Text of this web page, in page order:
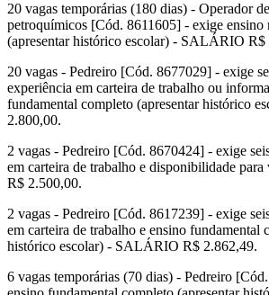
20 vagas temporárias (180 dias) - Operador
petroquímicos [Cód. 8611605] - exige ensino
(apresentar histórico escolar) - SALÁRIO R$
20 vagas - Pedreiro [Cód. 8677029] - exige
experiência em carteira de trabalho ou
fundamental completo (apresentar histórico
2.800,00.
2 vagas - Pedreiro [Cód. 8670424] - exige
em carteira de trabalho e disponibilidade
R$ 2.500,00.
2 vagas - Pedreiro [Cód. 8617239] - exige
em carteira de trabalho e ensino fundamental
histórico escolar) - SALÁRIO R$ 2.862,49.
6 vagas temporárias (70 dias) - Pedreiro